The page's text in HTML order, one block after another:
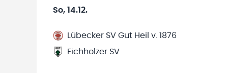
So, 14.12.
Lübecker SV Gut Heil v. 1876
Eichholzer SV